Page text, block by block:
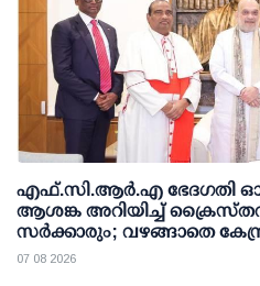
എഫ്.സി.ആര്‍.എ ഭേദഗതി
ആശങ്ക അറിയിച്ച്
സര്‍ക്കാരും; വഴങ്ങാതെ
07 08 2026